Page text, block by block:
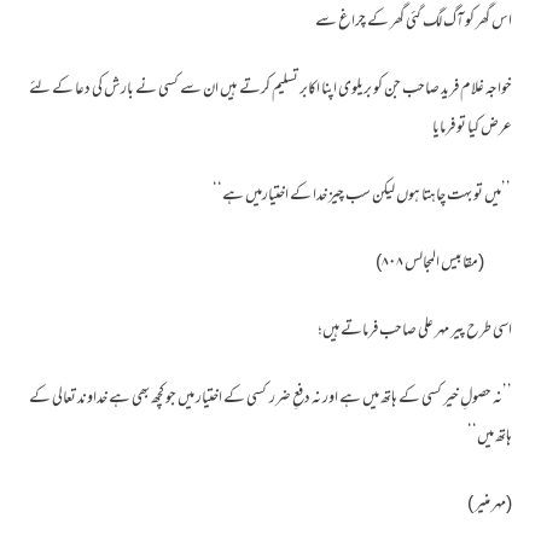
اس گھر کو آگ لگ گئی گھر کے چراغ سے
خواجہ غلام فرید صاحب جن کو بریلوی اپنا اکابر تسلیم کرتے ہیں ان سے کسی نے بارش کی دعا کے لئے
عرض کیا تو فرمایا
’’میں تو بہت چاہتا ہوں لیکن سب چیز خدا کے اختیارمیں ہے‘‘
(مقابیس المجالس ۸۰۸)
اسی طرح پیر مہر علی صاحب فرماتے ہیں؛
’’نہ حصولِ خیر کسی کے ہاتھ میں ہے اور نہ دفعِ ضرر کسی کے اختیار میں جو کچھ بھی ہے خداوند تعالی کے
ہاتھ میں‘‘
(مہر منیر )